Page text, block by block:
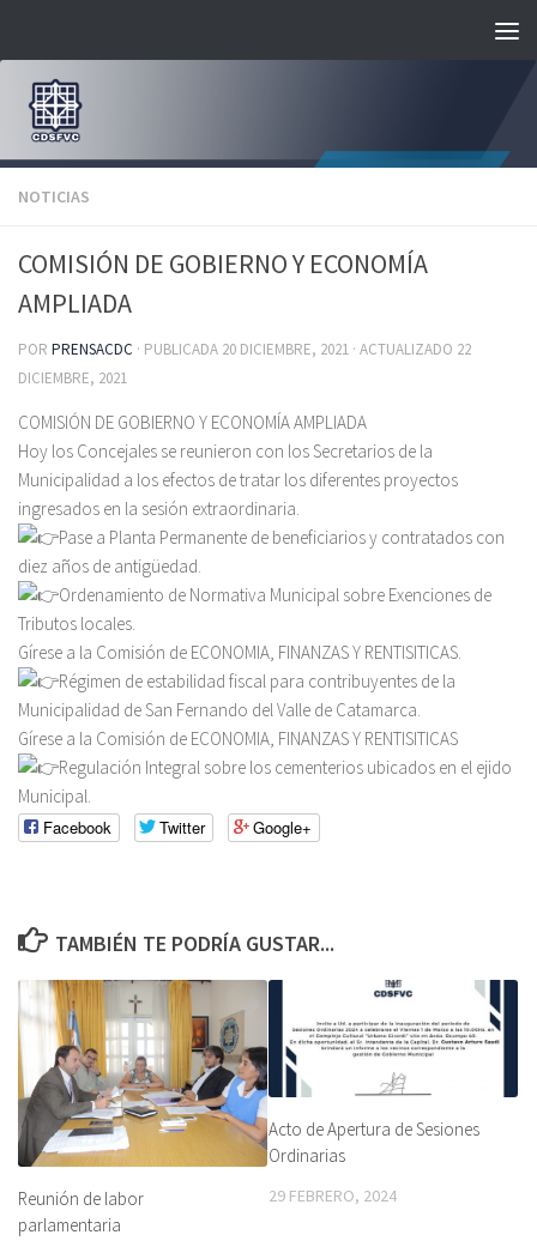
NOTICIAS
COMISIÓN DE GOBIERNO Y ECONOMÍA
AMPLIADA
POR PRENSACDC · PUBLICADA 20 DICIEMBRE, 2021 · ACTUALIZADO 22
DICIEMBRE, 2021
COMISIÓN DE GOBIERNO Y ECONOMÍA AMPLIADA
Hoy los Concejales se reunieron con los Secretarios de la
Municipalidad a los efectos de tratar los diferentes proyectos
ingresados en la sesión extraordinaria.
Pase a Planta Permanente de beneficiarios y contratados con
diez años de antigüedad.
Ordenamiento de Normativa Municipal sobre Exenciones de
Tributos locales.
Gírese a la Comisión de ECONOMIA, FINANZAS Y RENTISITICAS.
Régimen de estabilidad fiscal para contribuyentes de la
Municipalidad de San Fernando del Valle de Catamarca.
Gírese a la Comisión de ECONOMIA, FINANZAS Y RENTISITICAS
Regulación Integral sobre los cementerios ubicados en el ejido
Municipal.
Facebook
Twitter Google+
TAMBIÉN TE PODRÍA GUSTAR...
Reunión de labor
parlamentaria
Acto de Apertura de Sesiones
Ordinarias
29 FEBRERO, 2024